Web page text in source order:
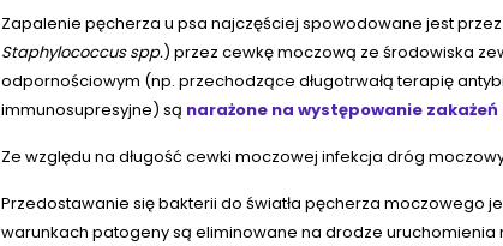
Zapalenie pęcherza u psa najczęściej spowodowane jest
Staphylococcus spp.) przez cewkę moczową ze środowiska
odpornościowym (np. przechodzące długotrwałą terapię
immunosupresyjne) są narażone na występowanie
Ze względu na długość cewki moczowej infekcja dróg
Przedostawanie się bakterii do światła pęcherza moczowego
warunkach patogeny są eliminowane na drodze